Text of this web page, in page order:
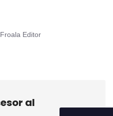
Froala Editor
al